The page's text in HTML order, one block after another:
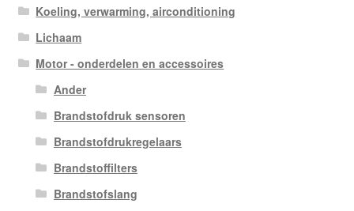
Koeling, verwarming, airconditioning
Lichaam
Motor - onderdelen en accessoires
Ander
Brandstofdruk sensoren
Brandstofdrukregelaars
Brandstoffilters
Brandstofslang